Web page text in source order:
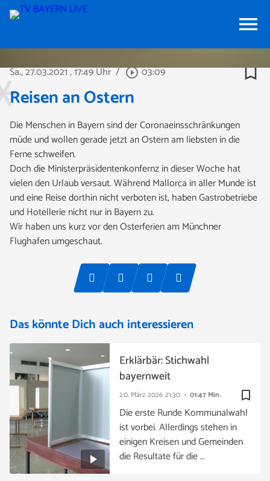
menu
Sa., 27.03.2021, 17:49 Uhr / play_circle_outline03:09 bookmark_border
Reisen an Ostern
Die Menschen in Bayern sind der Coronaeinsschränkungen
müde und wollen gerade jetzt an Ostern am liebsten in die
Ferne schweifen.
Doch die Ministerpräsidentenkonfernz in dieser Woche hat
vielen den Urlaub versaut. Während Mallorca in aller Munde ist
und eine Reise dorthin nicht verboten ist, haben Gastrobetriebe
und Hotellerie nicht nur in Bayern zu.
Wir haben uns kurz vor den Osterferien am Münchner
Flughafen umgeschaut.
Das könnte Dich auch interessieren
bookmark_border
20. März 2026 21:30 01:47 Min.
Erklärbär: Stichwahl
bayernweit
Die erste Runde Kommunalwahl
ist vorbei. Allerdings stehen in
einigen Kreisen und Gemeinden
die Resultate für die …